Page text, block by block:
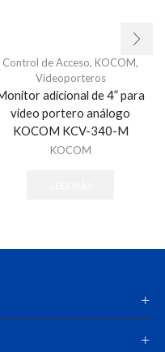
Control de Acceso, KOCOM,
Videoporteros
adicional de 4” para
video portero análogo
KOCOM KCV-340-M
KOCOM